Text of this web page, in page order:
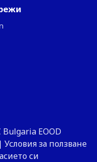
EOOD
| Условия за ползване
си